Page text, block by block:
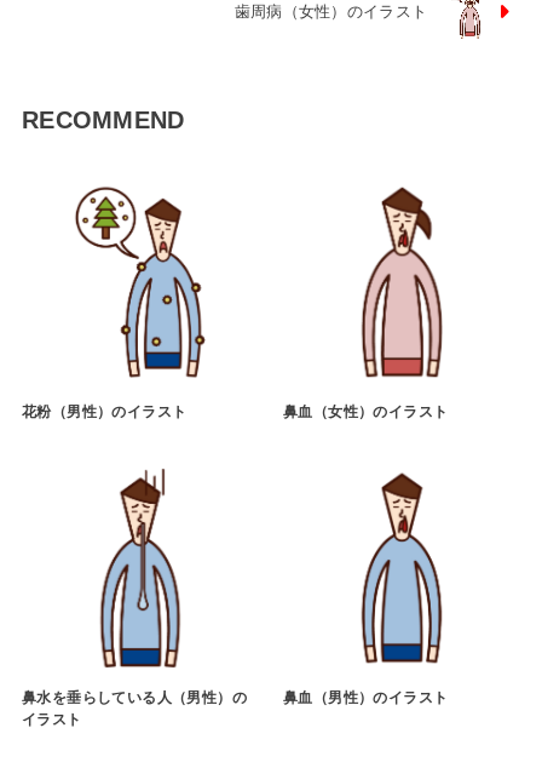
歯周病（女性）のイラスト
RECOMMEND
花粉（男性）のイラスト 鼻血（女性）のイラスト
鼻水を垂らしている人（男性）の
イラスト
鼻血（男性）のイラスト